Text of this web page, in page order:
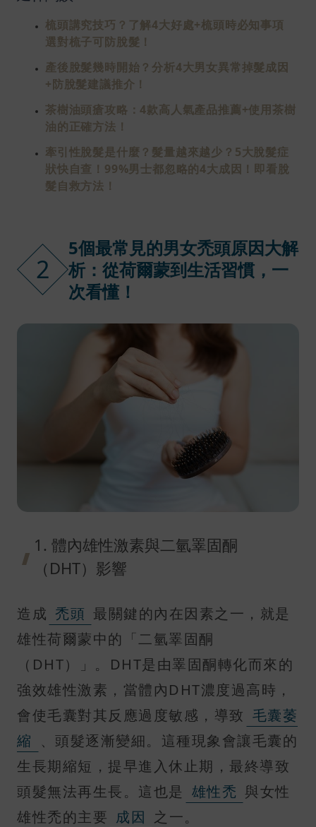
梳頭講究技巧？了解4大好處+梳頭時必知事項
選對梳子可防脫髮！
產後脫髮幾時開始？分析4大男女異常掉髮成因
+防脫髮建議推介！
茶樹油頭瘡攻略：4款高人氣產品推薦+使用茶樹
油的正確方法！
牽引性脫髮是什麼？髮量越來越少？5大脫髮症
狀快自查！99%男士都忽略的4大成因！即看脫
髮自救方法！
2
5個最常見的男女禿頭原因大解
析：從荷爾蒙到生活習慣，一
次看懂！
1. 體內雄性激素與二氫睪固酮
（DHT）影響
造成 禿頭 最關鍵的內在因素之一，就是
雄性荷爾蒙中的「二氫睪固酮
（DHT）」。DHT是由睪固酮轉化而來的
強效雄性激素，當體內DHT濃度過高時，
會使毛囊對其反應過度敏感，導致 毛囊萎
縮
、頭髮逐漸變細。這種現象會讓毛囊的
生長期縮短，提早進入休止期，最終導致
頭髮無法再生長。這也是 雄性禿 與女性
雄性禿的主要 成因 之一。